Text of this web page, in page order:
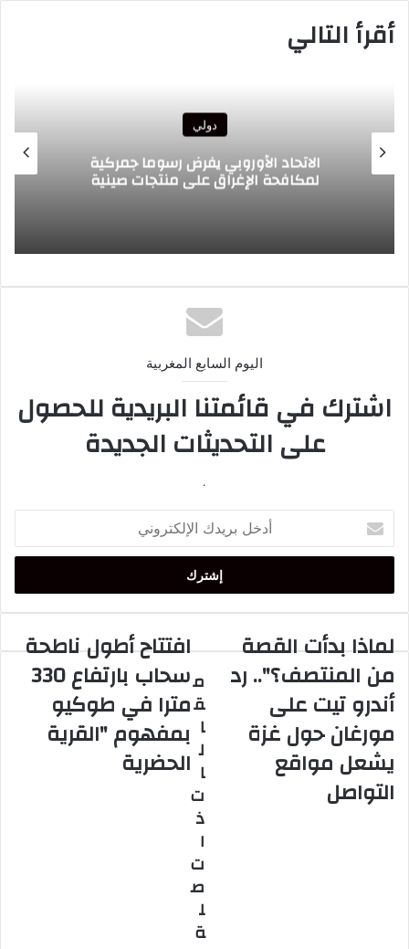
أقرأ التالي
دولي
الرئيس الغاني يبعث تحياته الأخوية إلى جلالة
الملك ويعرب عن ارتياحه للتقدم المحرز في
إطار التعاون الثنائي مع المغرب
اليوم السابع المغربية
اشترك في قائمتنا البريدية للحصول
على التحديثات الجديدة
.
بريدك
الإلكتروني
لماذا
القصة
من
المنتصف؟"..
رد
أندرو
تيت
على
لماذا بدأت القصة
من المنتصف؟".. رد
أندرو تيت على
مورغان حول غزة
يشعل مواقع
التواصل
افتتاح
ناطحة
سحاب
بارتفاع
330
مترا
في
طوكيو
افتتاح أطول ناطحة
سحاب بارتفاع 330
مترا في طوكيو
بمفهوم "القرية
الحضرية
م
ق
ا
ل
ا
ت
ذ
ا
ت
ص
ل
ة